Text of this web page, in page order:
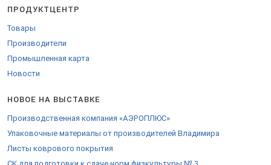
ПРОДУКТЦЕНТР
Товары
Производители
Промышленная карта
Новости
НОВОЕ НА ВЫСТАВКЕ
Производственная компания «АЭРОПЛЮС»
Упаковочные материалы от производителей Владимира
Листы коврового покрытия